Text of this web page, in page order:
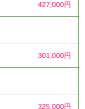
427,000円
301,000円
325,000円